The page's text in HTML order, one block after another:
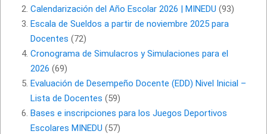
Calendarización del Año Escolar 2026 | MINEDU (93)
Escala de Sueldos a partir de noviembre 2025 para
Docentes (72)
Cronograma de Simulacros y Simulaciones para el
2026 (69)
Evaluación de Desempeño Docente (EDD) Nivel Inicial –
Lista de Docentes (59)
Bases e inscripciones para los Juegos Deportivos
Escolares MINEDU (57)